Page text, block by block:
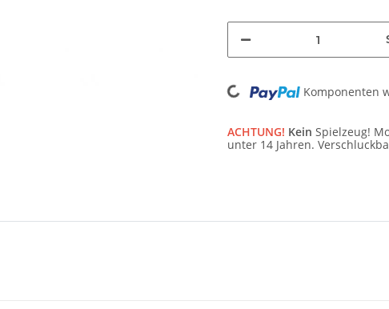
Loading... Komponenten
ACHTUNG! Kein Spielzeug!
unter 14 Jahren.